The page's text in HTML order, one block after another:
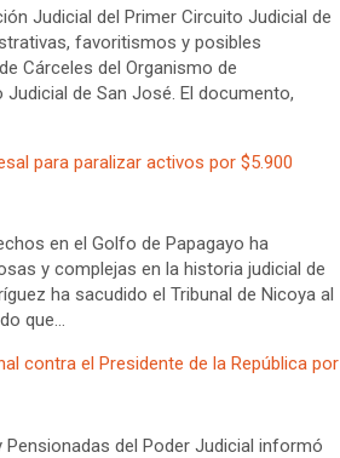
Judicial del Primer Circuito Judicial de
favoritismos y posibles
Cárceles del Organismo de
de San José. El documento,
para paralizar activos por $5.900
en el Golfo de Papagayo ha
y complejas en la historia judicial de
ha sacudido el Tribunal de Nicoya al
que…
contra el Presidente de la República por
del Poder Judicial informó